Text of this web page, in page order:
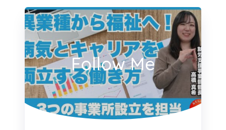
Follow Me